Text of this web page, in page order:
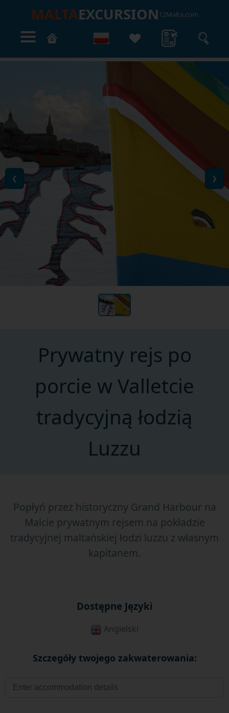
MALTAEXCURSION 12Malta.com
❮ ❯
Prywatny rejs po
porcie w Valletcie
tradycyjną łodzią
Luzzu
Popłyń przez historyczny Grand Harbour na
Malcie prywatnym rejsem na pokładzie
tradycyjnej maltańskiej łodzi luzzu z własnym
kapitanem.
Dostępne Języki
Angielski
Szczegóły twojego zakwaterowania: